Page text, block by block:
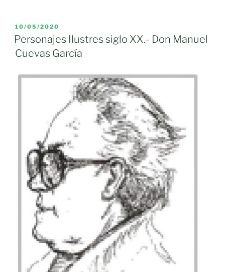
Luis
Espinosa
(poeta)»
PUBLICADO
EL
10/05/2020
Personajes Ilustres siglo XX.- Don Manuel
Cuevas García